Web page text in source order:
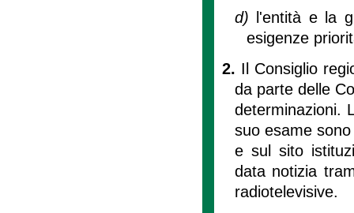
d)
l'entità e la
esigenze
2. Il Consiglio
da parte delle
determinazioni.
suo esame
e sul sito
data notizia
radiotelevisive.